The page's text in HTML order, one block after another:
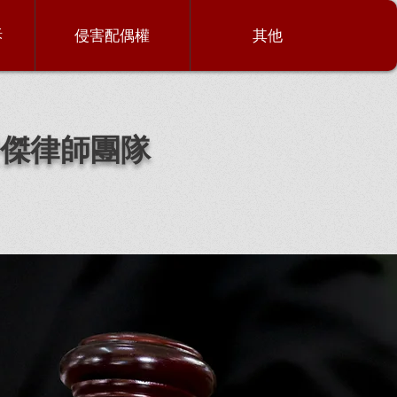
侵害配偶權 其他
律師團隊